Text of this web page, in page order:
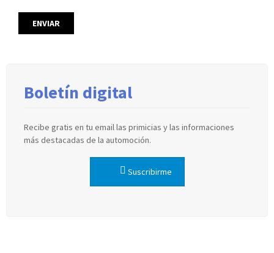
Boletín digital
Recibe gratis en tu email las primicias y las informaciones
más destacadas de la automoción.
Suscribirme